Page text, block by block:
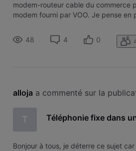
modem-routeur cable du commerce
modem fourni par VOO. Je pense en
possède une fiche FON pour y
mais surtout Il intègre u
48 4 0
alloja a commenté sur la
T Téléphonie fixe dans
Bonjour à tous, je déterre ce sujet